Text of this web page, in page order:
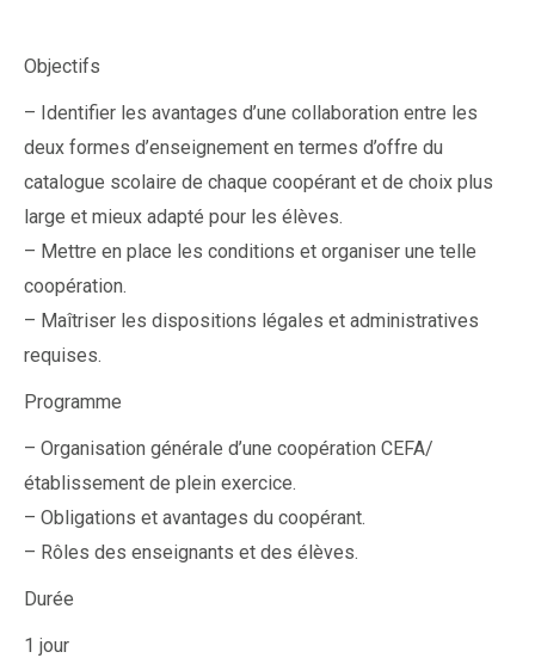
Objectifs
– Identifier les avantages d’une collaboration entre les
deux formes d’enseignement en termes d’offre du
catalogue scolaire de chaque coopérant et de choix plus
large et mieux adapté pour les élèves.
– Mettre en place les conditions et organiser une telle
coopération.
– Maîtriser les dispositions légales et administratives
requises.
Programme
– Organisation générale d’une coopération CEFA/
établissement de plein exercice.
– Obligations et avantages du coopérant.
– Rôles des enseignants et des élèves.
Durée
1 jour